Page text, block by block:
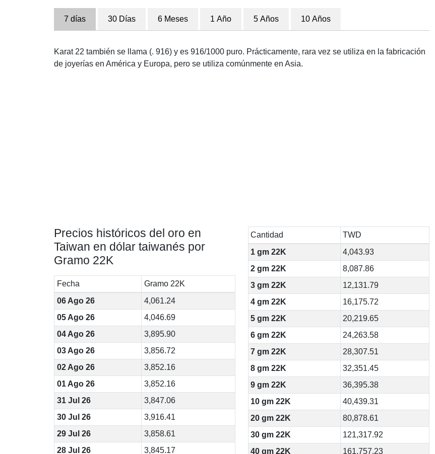
7 días 30 Días 6 Meses 1 Año 5 Años 10 Años
Karat 22 también se llama (. 916) y es 916/1000 puro. Prácticamente, rara vez se utiliza en la fabricación
de joyerías en América y Europa, pero se utiliza comúnmente en Asia.
Precios históricos del oro en
Taiwan en dólar taiwanés por
Gramo 22K
Fecha
Gramo 22K
06 Ago 26
4,061.24
05 Ago 26
4,046.69
04 Ago 26
3,895.90
03 Ago 26
3,856.72
02 Ago 26
3,852.16
01 Ago 26
3,852.16
31 Jul 26
3,847.06
30 Jul 26
3,916.41
29 Jul 26
3,858.61
28 Jul 26
3,845.17
Cantidad
TWD
1 gm 22K
4,043.93
2 gm 22K
8,087.86
3 gm 22K
12,131.79
4 gm 22K
16,175.72
5 gm 22K
20,219.65
6 gm 22K
24,263.58
7 gm 22K
28,307.51
8 gm 22K
32,351.45
9 gm 22K
36,395.38
10 gm 22K
40,439.31
20 gm 22K
80,878.61
30 gm 22K
121,317.92
40 gm 22K
161,757.23